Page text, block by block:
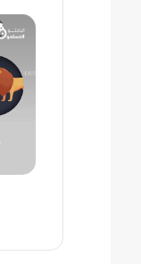
ا
ذ
ج
ف